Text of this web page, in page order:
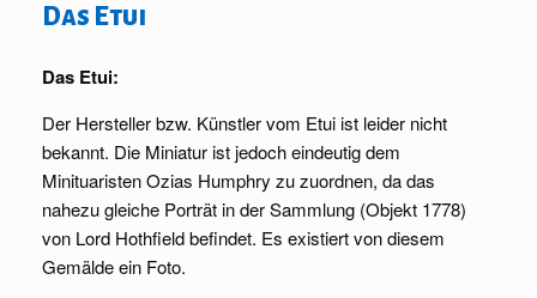
Das Etui
Das Etui:
Der Hersteller bzw. Künstler vom Etui ist leider nicht
bekannt. Die Miniatur ist jedoch eindeutig dem
Minituaristen Ozias Humphry zu zuordnen, da das
nahezu gleiche Porträt in der Sammlung (Objekt 1778)
von Lord Hothfield befindet. Es existiert von diesem
Gemälde ein Foto.